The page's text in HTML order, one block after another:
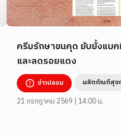
ครีมรักษาขนคุด ยับยั้งแบ
และลดรอยแดง
ข่าวปลอม ผลิตภัณฑ์สุข
21 กรกฎาคม 2569 | 14:00 น.